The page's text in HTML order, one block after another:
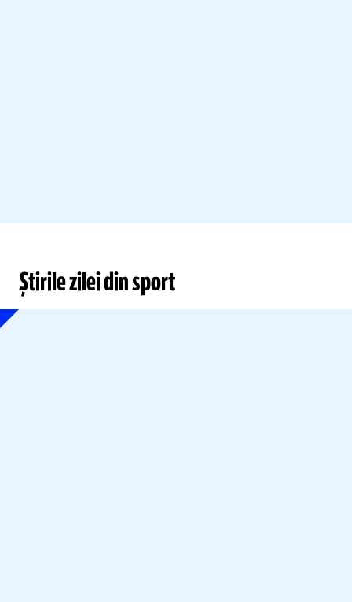
Știrile zilei din sport